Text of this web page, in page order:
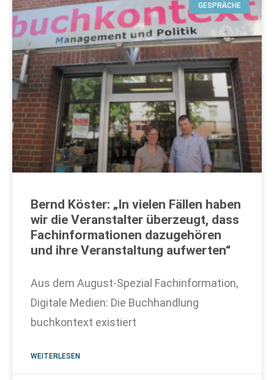
GESPRÄCHE
Bernd Köster: „In vielen Fällen haben
wir die Veranstalter überzeugt, dass
Fachinformationen dazugehören
und ihre Veranstaltung aufwerten“
Aus dem August-Spezial Fachinformation,
Digitale Medien: Die Buchhandlung
buchkontext existiert
WEITERLESEN